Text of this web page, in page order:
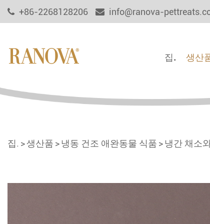
+86-2268128206 info@ranova-
집. 생산
집. 생산품 냉동 건조 애완동물 식품 냉간 채소